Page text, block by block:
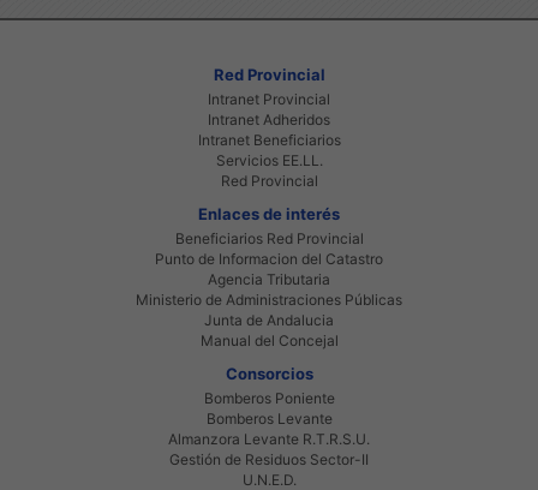
Red Provincial
Intranet Provincial
Intranet Adheridos
Intranet Beneficiarios
Servicios EE.LL.
Red Provincial
Enlaces de interés
Beneficiarios Red Provincial
Punto de Informacion del Catastro
Agencia Tributaria
Ministerio de Administraciones Públicas
Junta de Andalucia
Manual del Concejal
Consorcios
Bomberos Poniente
Bomberos Levante
Almanzora Levante R.T.R.S.U.
Gestión de Residuos Sector-II
U.N.E.D.